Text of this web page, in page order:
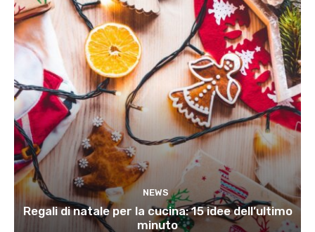
NEWS
Regali di natale per la cucina: 15 idee dell’ultimo
minuto